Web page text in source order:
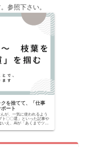
参照下さい。
を捨てて、「仕事
ート
が、一気に使われるよう
ト〇〇選」といった記事や
え、AIが「あくまでツー